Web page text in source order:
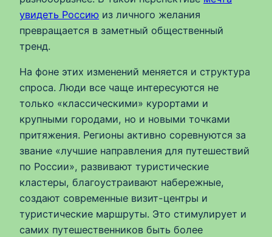
увидеть Россию из личного желания
превращается в заметный общественный
тренд.
На фоне этих изменений меняется и структура
спроса. Люди все чаще интересуются не
только «классическими» курортами и
крупными городами, но и новыми точками
притяжения. Регионы активно соревнуются за
звание «лучшие направления для путешествий
по России», развивают туристические
кластеры, благоустраивают набережные,
создают современные визит-центры и
туристические маршруты. Это стимулирует и
самих путешественников быть более